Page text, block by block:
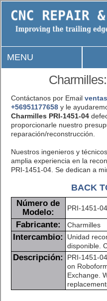
MENU
Contáctanos por Email
+56951177658y le
Charmilles PRI-1451-04
proporcionarle nuestro
reparación/reconstrucción.
Nuestros ingenieros y
amplia experiencia en la
PRI-1451-04. Se dedican a
BACK
Número de
Modelo:
PRI-1451-04
Fabricante: Charmilles
Intercambio:
Unidad
disponible.
Descripción:
PRI-1451-
on
Exchange.